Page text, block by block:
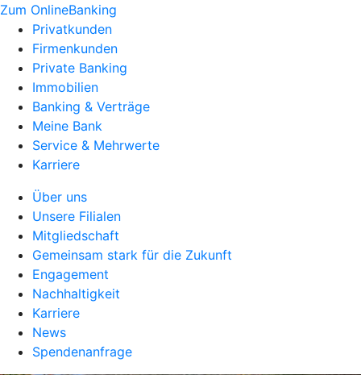
Zum OnlineBanking
Privatkunden
Firmenkunden
Private Banking
Immobilien
Banking & Verträge
Meine Bank
Service & Mehrwerte
Karriere
Über uns
Unsere Filialen
Mitgliedschaft
Gemeinsam stark für die Zukunft
Engagement
Nachhaltigkeit
Karriere
News
Spendenanfrage